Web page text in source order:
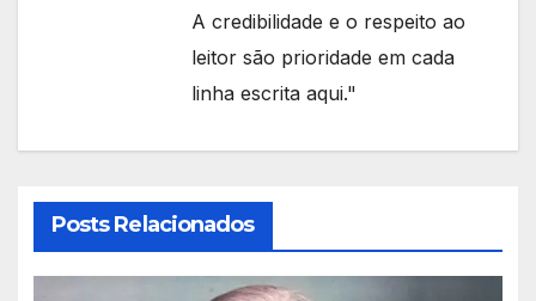
A credibilidade e o respeito ao
leitor são prioridade em cada
linha escrita aqui."
Posts Relacionados